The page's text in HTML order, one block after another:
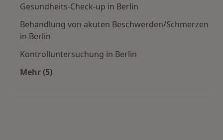
Gesundheits-Check-up in Berlin
Behandlung von akuten Beschwerden/Schmerzen
in Berlin
Kontrolluntersuchung in Berlin
Mehr (5)